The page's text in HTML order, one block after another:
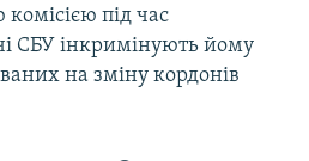
під час
СБУ інкримінують йому
на зміну кордонів